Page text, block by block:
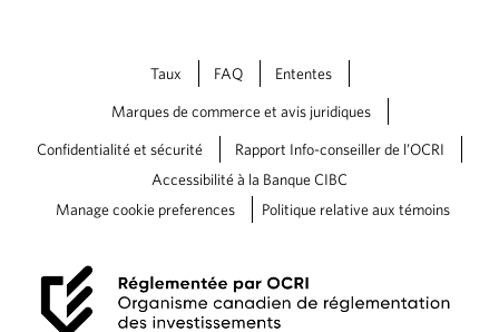
Taux FAQ Ententes
Marques de commerce et avis juridiques
Confidentialité et sécurité
Rapport Info-conseiller de l’OCRI
Accessibilité à la Banque CIBC
Manage cookie preferences
Politique relative aux témoins